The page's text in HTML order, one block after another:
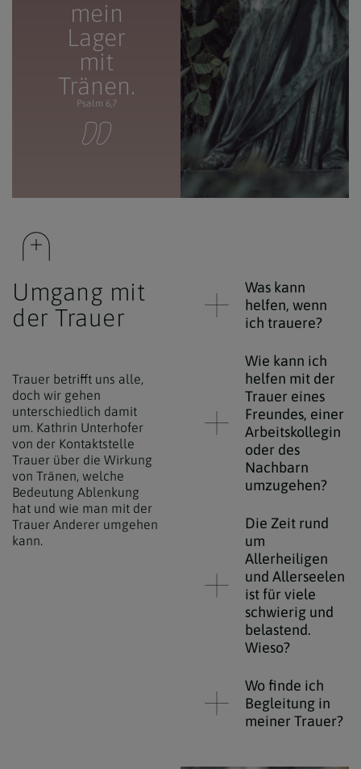
mein
Lager
mit
Tränen.
Psalm 6,7
Umgang mit
der Trauer
Trauer betrifft uns alle,
doch wir gehen
unterschiedlich damit
um. Kathrin Unterhofer
von der Kontaktstelle
Trauer über die Wirkung
von Tränen, welche
Bedeutung Ablenkung
hat und wie man mit der
Trauer Anderer umgehen
kann.
Was kann
helfen, wenn
ich trauere?
Wie kann ich
helfen mit der
Trauer eines
Freundes, einer
Arbeitskollegin
oder des
Nachbarn
umzugehen?
Die Zeit rund
um
Allerheiligen
und Allerseelen
ist für viele
schwierig und
belastend.
Wieso?
Wo finde ich
Begleitung in
meiner Trauer?